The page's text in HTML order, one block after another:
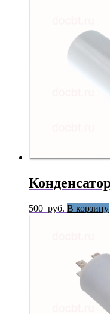
500 руб. В корзину